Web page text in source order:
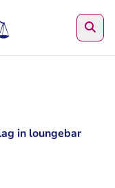
in loungebar